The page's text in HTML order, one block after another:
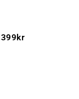
399kr